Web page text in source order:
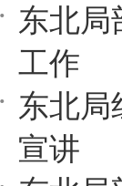
东北局
工作
东北局
宣讲